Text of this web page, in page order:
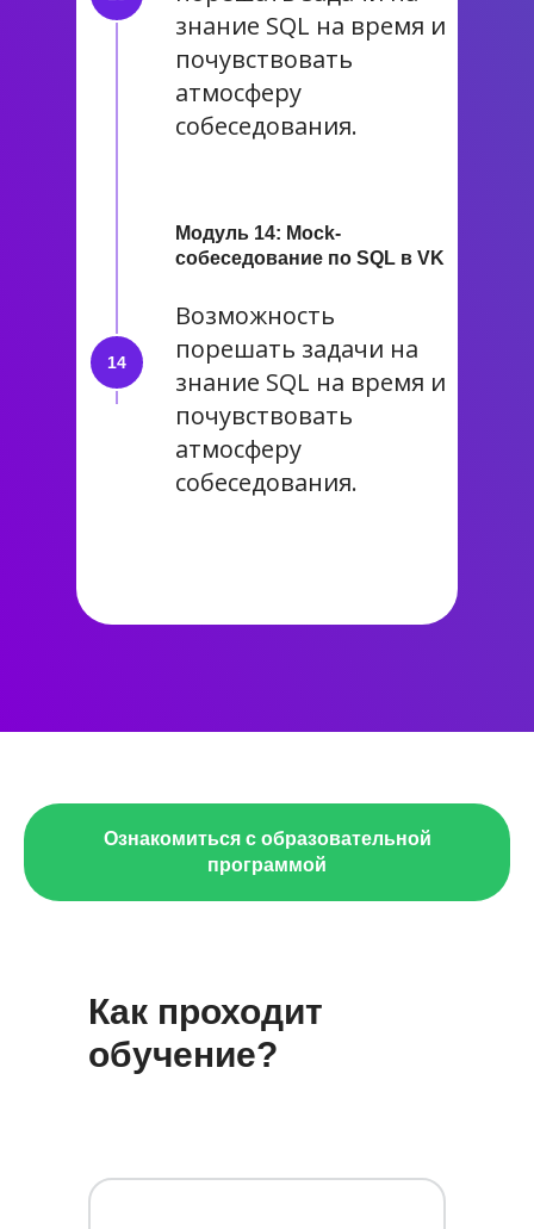
знание SQL на время и
почувствовать
атмосферу
собеседования.
Модуль 14: Mock-
собеседование по SQL в VK
Возможность
порешать задачи на
знание SQL на время и
почувствовать
атмосферу
собеседования.
Ознакомиться с образовательной
программой
Как проходит
обучение?